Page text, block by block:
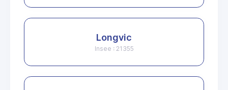
Longvic
Insee : 21355